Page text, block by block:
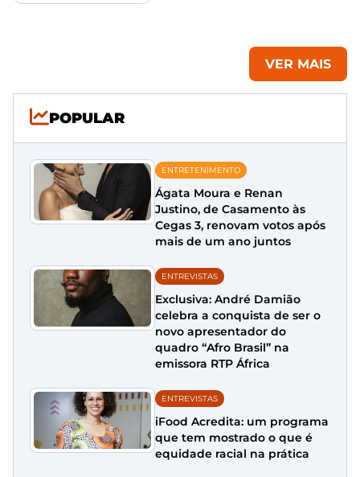
VER MAIS
POPULAR
ENTRETENIMENTO
Ágata Moura e Renan
Justino, de Casamento às
Cegas 3, renovam votos após
mais de um ano juntos
ENTREVISTAS
Exclusiva: André Damião
celebra a conquista de ser o
novo apresentador do
quadro “Afro Brasil” na
emissora RTP África
ENTREVISTAS
iFood Acredita: um programa
que tem mostrado o que é
equidade racial na prática